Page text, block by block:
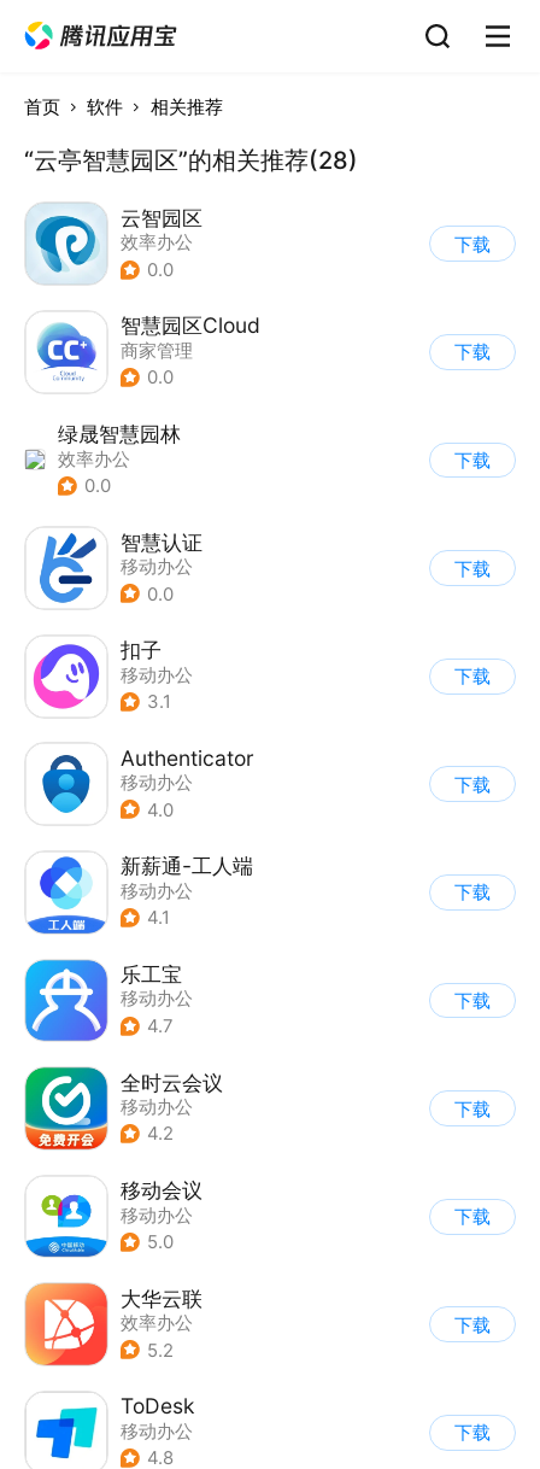
首页 软件 相关推荐
“云亭智慧园区”的相关推荐(28)
云智园区
效率办公
0.0
下载
智慧园区Cloud
商家管理
0.0
下载
绿晟智慧园林
效率办公
0.0
下载
智慧认证
移动办公
0.0
下载
扣子
移动办公
3.1
下载
Authenticator
移动办公
4.0
下载
新薪通-工人端
移动办公
4.1
下载
乐工宝
移动办公
4.7
下载
全时云会议
移动办公
4.2
下载
移动会议
移动办公
5.0
下载
大华云联
效率办公
5.2
下载
ToDesk
移动办公
4.8
下载